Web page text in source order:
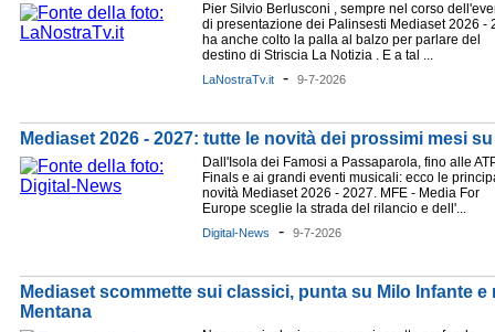
Pier Silvio Berlusconi , sempre nel corso
di presentazione dei Palinsesti Mediaset 2026 -
ha anche colto la palla al balzo per parlare del
destino di Striscia La Notizia . E a tal ...
LaNostraTv.it - 9-7-2026
Mediaset 2026 - 2027: tutte le novità dei prossimi mesi
Dall'Isola dei Famosi a Passaparola, fino alle
Finals e ai grandi eventi musicali: ecco le
novità Mediaset 2026 - 2027. MFE - Media For
Europe sceglie la strada del rilancio e dell'...
Digital-News - 9-7-2026
Mediaset scommette sui classici, punta su Milo Infante
Mentana